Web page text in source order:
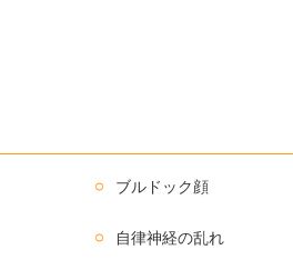
ブルドック顔
自律神経の乱れ